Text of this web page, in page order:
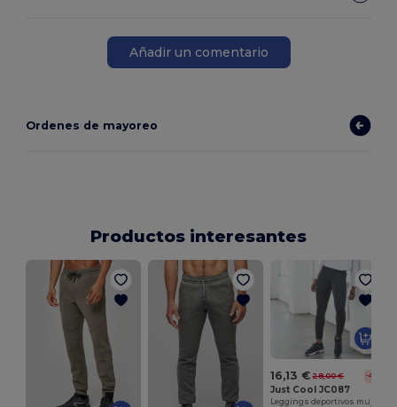
Añadir un comentario
Ordenes de mayoreo
Productos interesantes
16,13 € 28,00 € -42%
Just Cool JC087
Leggings deportivos mujer